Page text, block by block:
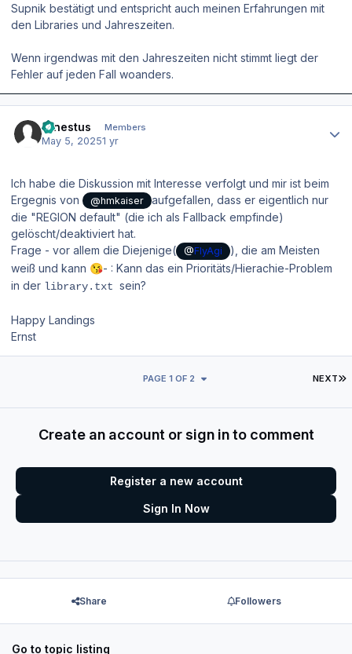
Supnik bestätigt und entspricht auch meinen Erfahrungen mit
den Libraries und Jahreszeiten.
Wenn irgendwas mit den Jahreszeiten nicht stimmt liegt der
Fehler auf jeden Fall woanders.
ernestus Members
May 5, 20251 yr
Ich habe die Diskussion mit Interesse verfolgt und mir ist beim
Ergegnis von
@hmkaiser
aufgefallen, dass er eigentlich nur
die "REGION default" (die ich als Fallback empfinde)
gelöscht/deaktiviert hat.
Frage - vor allem die Diejenige(
@FlyAgi
), die am Meisten
weiß und kann 😘- : Kann das ein Prioritäts/Hierachie-Problem
in der library.txt sein?
Happy Landings
Ernst
NEXT
PAGE 1 OF 2
Create an account or sign in to comment
Register a new account
Sign In Now
Share Followers
Go to topic listing